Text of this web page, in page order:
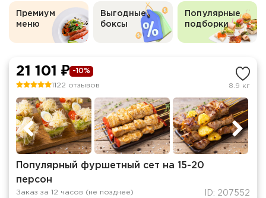
Премиум
меню
Выгодные
боксы
Популярные
подборки
21 101 ₽ -10%
1122 отзывов 8.9 кг
Популярный фуршетный сет на 15-20
персон
Заказ за 12 часов (не позднее) ID: 207552